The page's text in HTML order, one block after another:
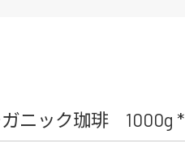
ニック珈琲 1000g *